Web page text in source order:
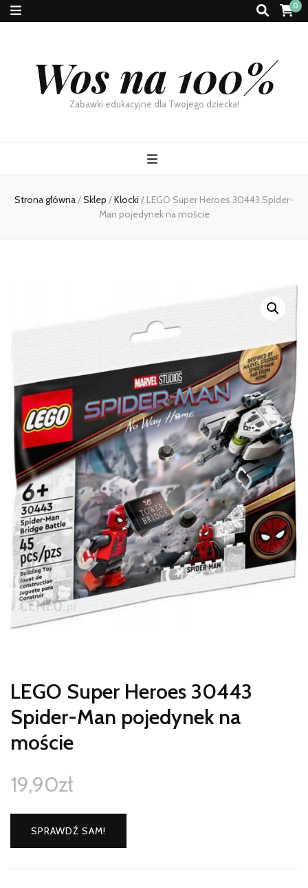
0
Wos na 100%
Zabawki edukacyjne dla Twojego dziecka!
Strona główna/Sklep /Klocki / LEGO Super Heroes 30443 Spider-
Man pojedynek na moście
LEGO Super Heroes 30443
Spider-Man pojedynek na
moście
19,90zł
SPRAWDŹ SAM!